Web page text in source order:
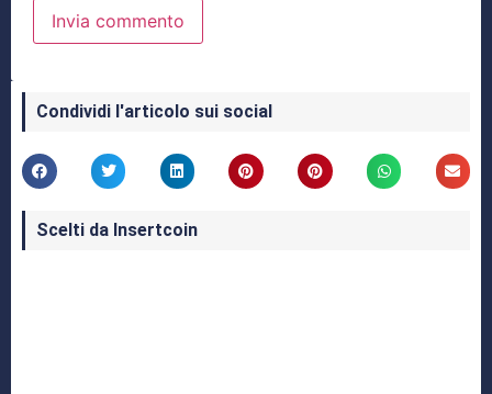
Condividi l'articolo sui social
Scelti da Insertcoin